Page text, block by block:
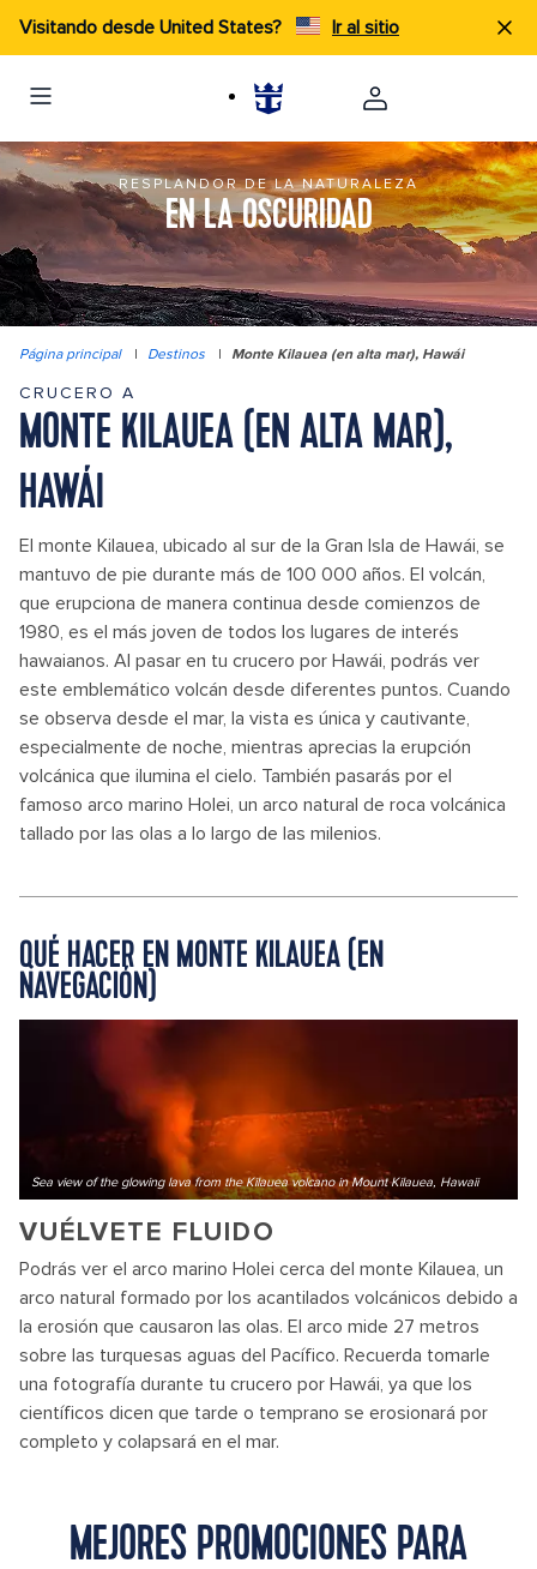
Visitando desde United States? Ir al sitio
RESPLANDOR DE LA NATURALEZA
EN LA OSCURIDAD
Página principal | Destinos | Monte Kilauea (en alta mar), Hawái
CRUCERO A
MONTE KILAUEA (EN ALTA MAR),
HAWÁI
El monte Kilauea, ubicado al sur de la Gran Isla de Hawái, se
mantuvo de pie durante más de 100 000 años. El volcán,
que erupciona de manera continua desde comienzos de
1980, es el más joven de todos los lugares de interés
hawaianos. Al pasar en tu crucero por Hawái, podrás ver
este emblemático volcán desde diferentes puntos. Cuando
se observa desde el mar, la vista es única y cautivante,
especialmente de noche, mientras aprecias la erupción
volcánica que ilumina el cielo. También pasarás por el
famoso arco marino Holei, un arco natural de roca volcánica
tallado por las olas a lo largo de las milenios.
QUÉ HACER EN MONTE KILAUEA (EN
NAVEGACIÓN)
Sea view of the glowing lava from the Kilauea volcano in Mount Kilauea, Hawaii
VUÉLVETE FLUIDO
Podrás ver el arco marino Holei cerca del monte Kilauea, un
arco natural formado por los acantilados volcánicos debido a
la erosión que causaron las olas. El arco mide 27 metros
sobre las turquesas aguas del Pacífico. Recuerda tomarle
una fotografía durante tu crucero por Hawái, ya que los
científicos dicen que tarde o temprano se erosionará por
completo y colapsará en el mar.
MEJORES PROMOCIONES PARA